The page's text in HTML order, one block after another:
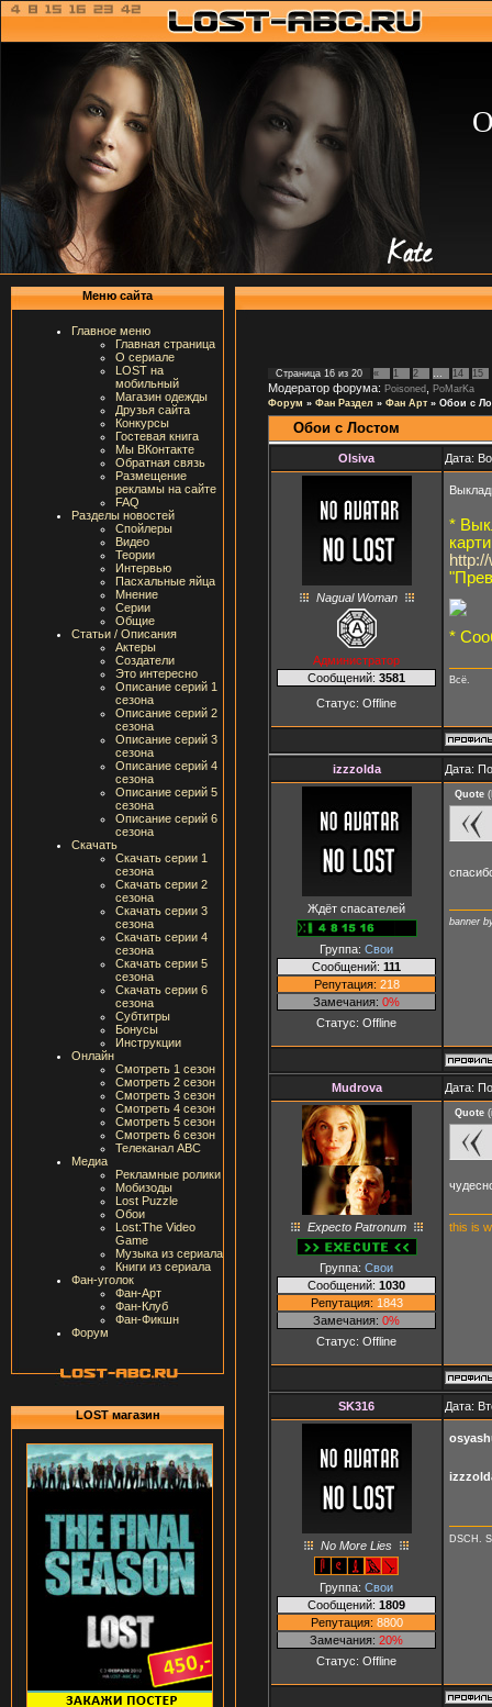
Меню сайта
Главное меню
Главная страница
О сериале
LOST на
мобильный
Магазин одежды
Друзья сайта
Конкурсы
Гостевая книга
Мы ВКонтакте
Обратная связь
Размещение
рекламы на сайте
FAQ
Разделы новостей
Спойлеры
Видео
Теории
Интервью
Пасхальные яйца
Мнение
Серии
Общие
Статьи / Описания
Актеры
Создатели
Это интересно
Описание серий 1
сезона
Описание серий 2
сезона
Описание серий 3
сезона
Описание серий 4
сезона
Описание серий 5
сезона
Описание серий 6
сезона
Скачать
Скачать серии 1
сезона
Скачать серии 2
сезона
Скачать серии 3
сезона
Скачать серии 4
сезона
Скачать серии 5
сезона
Скачать серии 6
сезона
Субтитры
Бонусы
Инструкции
Онлайн
Смотреть 1 сезон
Смотреть 2 сезон
Смотреть 3 сезон
Смотреть 4 сезон
Смотреть 5 сезон
Смотреть 6 сезон
Телеканал ABC
Медиа
Рекламные ролики
Мобизоды
Lost Puzzle
Обои
Lost:The Video
Game
Музыка из сериала
Книги из сериала
Фан-уголок
Фан-Арт
Фан-Клуб
Фан-Фикшн
Форум
LOST магазин
Страница 16 из 20 « 1 2 14 15
Модератор форума: Poisoned
PoMarKa
Форум » Фан Раздел » Фан Арт » Обои с
Обои с Лостом
Olsiva Дата:
Nagual Woman
Администратор
Сообщений: 3581
Статус: Offline
*
*
Всё.
izzzolda Дата:
Ждёт спасателей
Группа: Свои
Сообщений: 111
Репутация: 218
Замечания: 0%
Статус: Offline
Quote (
banner
Mudrova Дата:
Expecto Patronum
Группа: Свои
Сообщений: 1030
Репутация: 1843
Замечания: 0%
Статус: Offline
Quote (
this is
SK316 Дата:
No More Lies
Группа: Свои
Сообщений: 1809
Репутация: 8800
Замечания: 20%
Статус: Offline
DSCH.